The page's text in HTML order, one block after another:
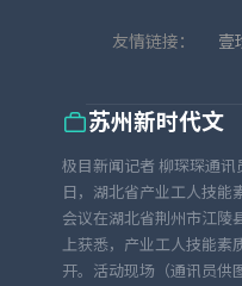
友情链接： 壹
苏州新时代文
极目新闻记者 柳琛琛通讯
日，湖北省产业工人技能
会议在湖北省荆州市江陵
上获悉，产业工人技能素
开。活动现场（通讯员供